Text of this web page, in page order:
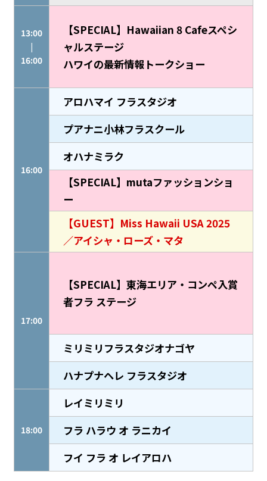
13:00
|
16:00
【SPECIAL】Hawaiian 8 Cafeスペシ
ャルステージ
ハワイの最新情報トークショー
16:00
アロハマイ フラスタジオ
プアナニ小林フラスクール
オハナミラク
【SPECIAL】mutaファッションショ
ー
【GUEST】Miss Hawaii USA 2025
／アイシャ・ローズ・マタ
17:00
【SPECIAL】東海エリア・コンペ入賞
者フラ ステージ
ミリミリフラスタジオナゴヤ
ハナプナヘレ フラスタジオ
18:00
レイミリミリ
フラ ハラウ オ ラニカイ
フイ フラ オ レイアロハ